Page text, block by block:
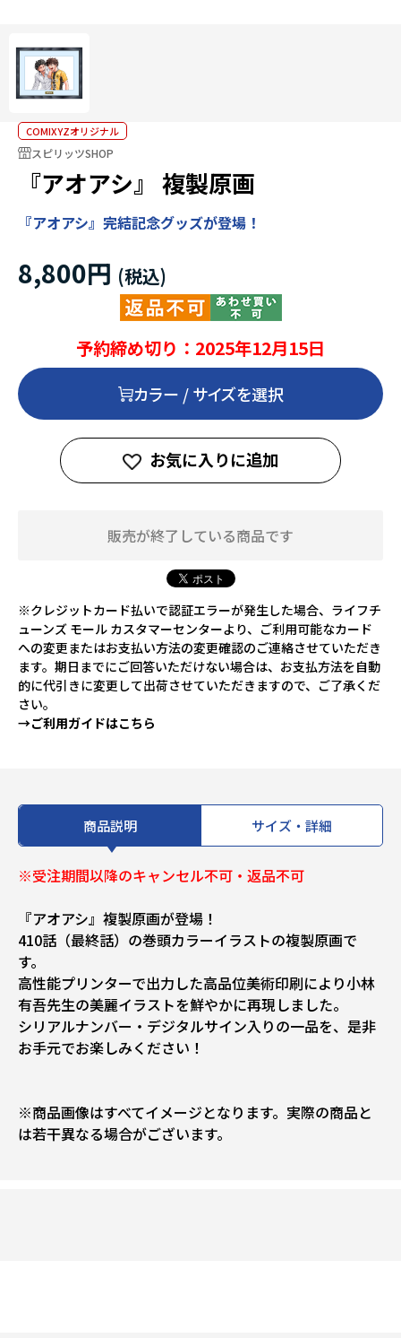
COMIXYZオリジナル
スピリッツSHOP
『アオアシ』 複製原画
『アオアシ』完結記念グッズが登場！
8,800円
予約締め切り：2025年12月15日
カラー / サイズを選択
お気に入りに追加
販売が終了している商品です
※クレジットカード払いで認証エラーが発生した場合、ライフチ
ューンズ モール カスタマーセンターより、ご利用可能なカード
への変更またはお支払い方法の変更確認のご連絡させていただき
ます。期日までにご回答いただけない場合は、お支払方法を自動
的に代引きに変更して出荷させていただきますので、ご了承くだ
さい。
→ご利用ガイドはこちら
商品説明 サイズ・詳細
※受注期間以降のキャンセル不可・返品不可
『アオアシ』複製原画が登場！
410話（最終話）の巻頭カラーイラストの複製原画で
す。
高性能プリンターで出力した高品位美術印刷により小林
有吾先生の美麗イラストを鮮やかに再現しました。
シリアルナンバー・デジタルサイン入りの一品を、是非
お手元でお楽しみください！
※商品画像はすべてイメージとなります。実際の商品と
は若干異なる場合がございます。